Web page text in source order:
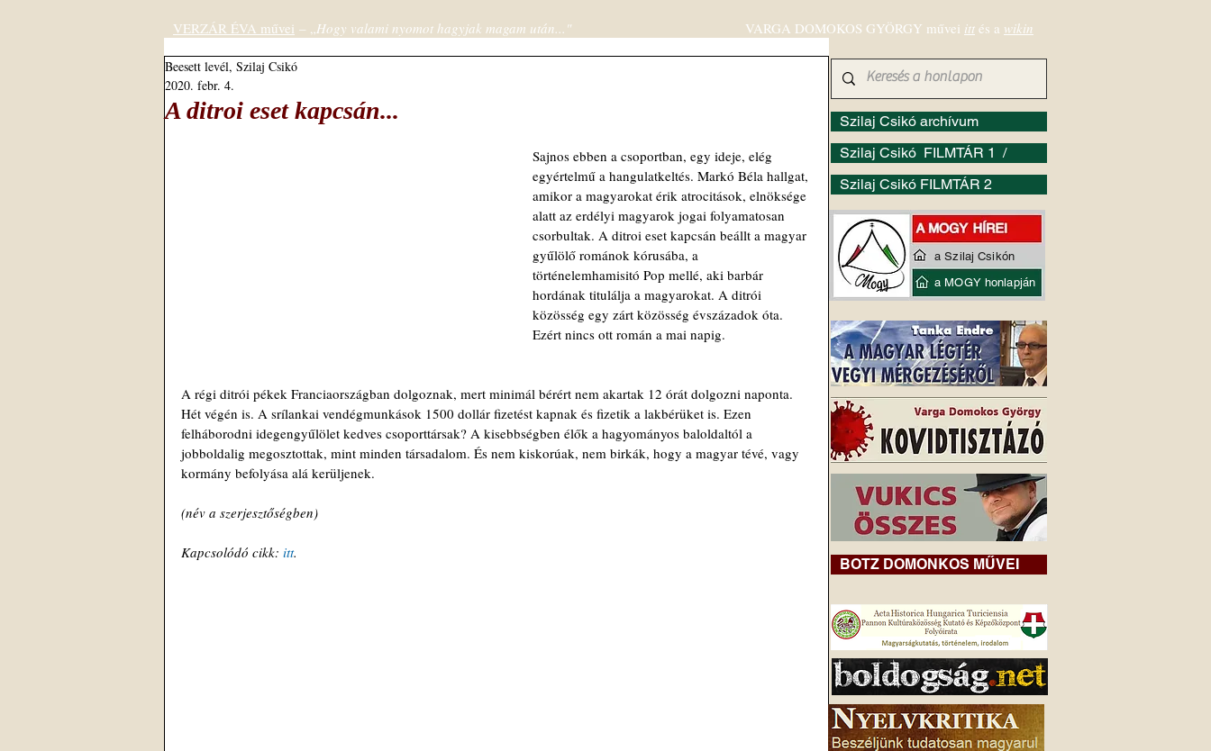
A ditroi eset kapcsán...
Beesett levél, Szilaj Csikó
2020. febr. 4.
Sajnos ebben a csoportban, egy ideje, elég
egyértelmű a hangulatkeltés. Markó Béla hallgat,
amikor a magyarokat érik atrocitások, elnöksége
alatt az erdélyi magyarok jogai folyamatosan
csorbultak. A ditroi eset kapcsán beállt a magyar
gyűlölő románok kórusába, a
történelemhamisitó Pop mellé, aki barbár
hordának titulálja a magyarokat. A ditrói
közösség egy zárt közösség évszázadok óta.
Ezért nincs ott román a mai napig.
A régi ditrói pékek Franciaországban dolgoznak, mert minimál bérért nem akartak 12 órát dolgozni naponta.
Hét végén is. A srílankai vendégmunkások 1500 dollár fizetést kapnak és fizetik a lakbérüket is. Ezen
felháborodni idegengyűlölet kedves csoporttársak? A kisebbségben élők a hagyományos baloldaltól a
jobboldalig megosztottak, mint minden társadalom. És nem kiskorúak, nem birkák, hogy a magyar tévé, vagy
kormány befolyása alá kerüljenek.
(név a szerjesztőségben)
Kapcsolódó cikk: itt.
Szilaj Csikó archívum
Szilaj Csikó FILMTÁR 1 /
Szilaj Csikó FILMTÁR 2
VERZÁR ÉVA művei – „Hogy valami nyomot hagyjak magam után..." VARGA DOMOKOS GYÖRGY művei itt és a wikin
BOTZ DOMONKOS MŰVEI
a Szilaj Csikón
a MOGY honlapján